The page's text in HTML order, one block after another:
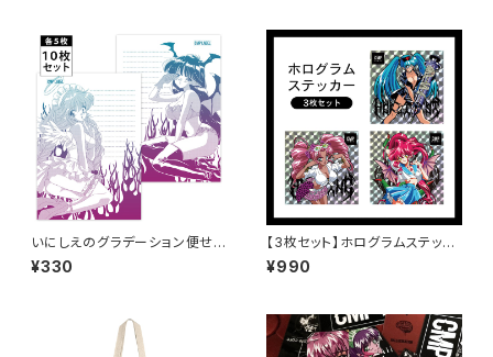
いにしえのグラデーション便せ
ん 10枚セット
¥330
【3枚セット】ホログラムステッカ
ー
¥990